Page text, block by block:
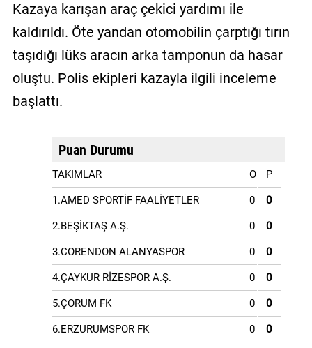
Kazaya karışan araç çekici yardımı ile
kaldırıldı. Öte yandan otomobilin çarptığı tırın
taşıdığı lüks aracın arka tamponun da hasar
oluştu. Polis ekipleri kazayla ilgili inceleme
başlattı.
Puan Durumu
TAKIMLAR O P
1.AMED SPORTİF FAALİYETLER 0 0
2.BEŞİKTAŞ A.Ş. 0 0
3.CORENDON ALANYASPOR 0 0
4.ÇAYKUR RİZESPOR A.Ş. 0 0
5.ÇORUM FK 0 0
6.ERZURUMSPOR FK 0 0